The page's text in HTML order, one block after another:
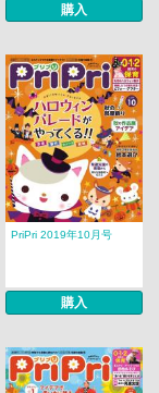
購入
PriPri 2019年10月号
購入